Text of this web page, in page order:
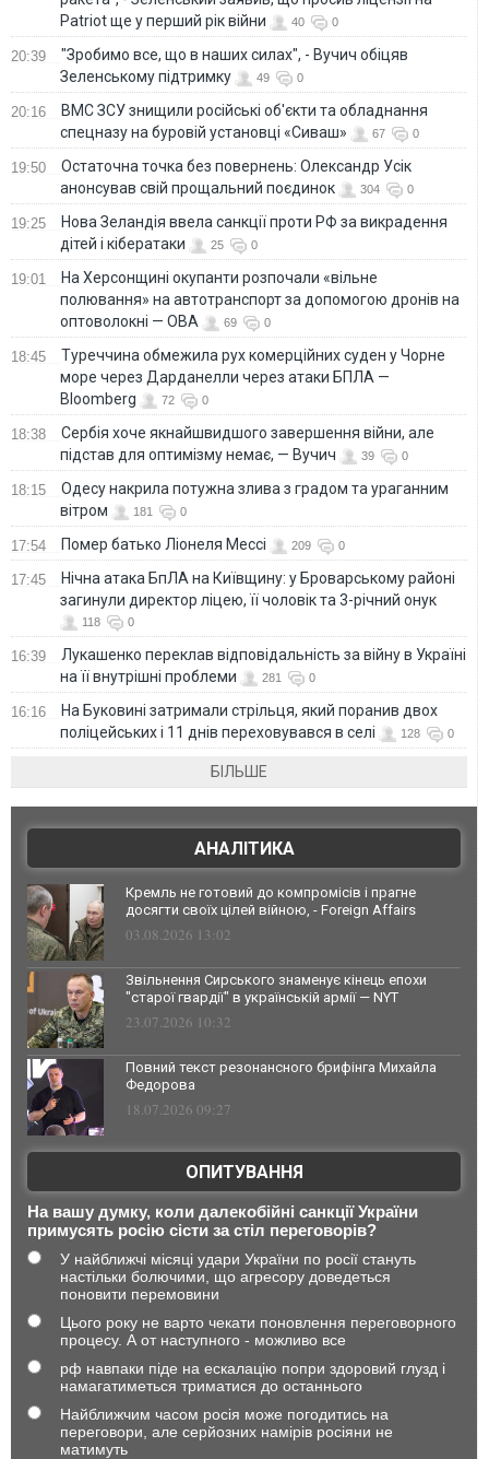
Patriot ще у перший рік війни
40 0
20:39
"Зробимо все, що в наших силах", - Вучич обіцяв
Зеленському підтримку
49 0
20:16
ВМС ЗСУ знищили російські об'єкти та обладнання
спецназу на буровій установці «Сиваш»
67 0
19:50
Остаточна точка без повернень: Олександр Усік
анонсував свій прощальний поєдинок
304 0
19:25
Нова Зеландія ввела санкції проти РФ за викрадення
дітей і кібератаки
25 0
19:01
На Херсонщині окупанти розпочали «вільне
полювання» на автотранспорт за допомогою дронів на
оптоволокні — ОВА
69 0
18:45
Туреччина обмежила рух комерційних суден у Чорне
море через Дарданелли через атаки БПЛА —
Bloomberg
72 0
18:38
Сербія хоче якнайшвидшого завершення війни, але
підстав для оптимізму немає, — Вучич
39 0
18:15
Одесу накрила потужна злива з градом та ураганним
вітром
181 0
17:54 Помер батько Ліонеля Мессі 209 0
17:45
Нічна атака БпЛА на Київщину: у Броварському районі
загинули директор ліцею, її чоловік та 3-річний онук
118 0
16:39
Лукашенко переклав відповідальність за війну в Україні
на її внутрішні проблеми
281 0
16:16
На Буковині затримали стрільця, який поранив двох
поліцейських і 11 днів переховувався в селі
128 0
БІЛЬШЕ
АНАЛІТИКА
Кремль не готовий до компромісів і прагне
досягти своїх цілей війною, - Foreign Affairs
03.08.2026 13:02
Звільнення Сирського знаменує кінець епохи
"старої гвардії" в українській армії — NYT
23.07.2026 10:32
Повний текст резонансного брифінга Михайла
Федорова
18.07.2026 09:27
ОПИТУВАННЯ
На вашу думку, коли далекобійні санкції України
примусять росію сісти за стіл переговорів?
У найближчі місяці удари України по росії стануть
настільки болючими, що агресору доведеться
поновити перемовини
Цього року не варто чекати поновлення переговорного
процесу. А от наступного - можливо все
рф навпаки піде на ескалацію попри здоровий глузд і
намагатиметься триматися до останнього
Найближчим часом росія може погодитись на
переговори, але серйозних намірів росіяни не
матимуть